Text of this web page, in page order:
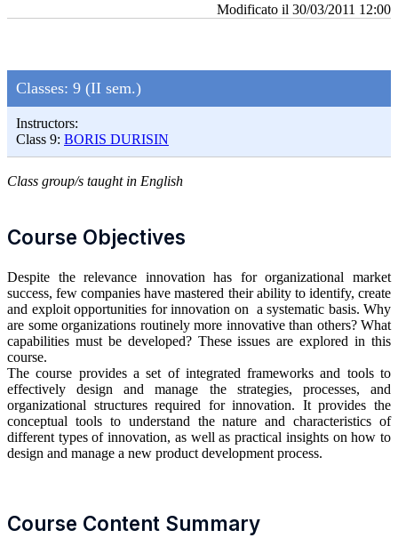
Modificato il 30/03/2011 12:00
Classes: 9 (II sem.)
Instructors:
Class 9: BORIS DURISIN
Class group/s taught in English
Course Objectives
Despite the relevance innovation has for organizational market
success, few companies have mastered their ability to identify, create
and exploit opportunities for innovation on a systematic basis. Why
are some organizations routinely more innovative than others? What
capabilities must be developed? These issues are explored in this
course.
The course provides a set of integrated frameworks and tools to
effectively design and manage the strategies, processes, and
organizational structures required for innovation. It provides the
conceptual tools to understand the nature and characteristics of
different types of innovation, as well as practical insights on how to
design and manage a new product development process.
Course Content Summary